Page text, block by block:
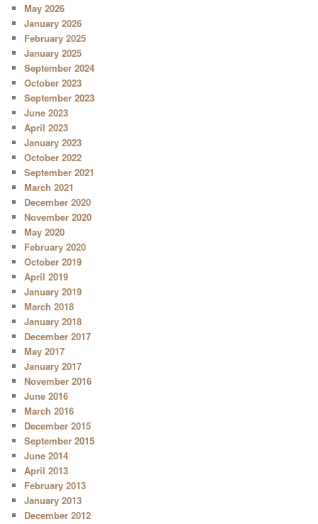
May 2026
January 2026
February 2025
January 2025
September 2024
October 2023
September 2023
June 2023
April 2023
January 2023
October 2022
September 2021
March 2021
December 2020
November 2020
May 2020
February 2020
October 2019
April 2019
January 2019
March 2018
January 2018
December 2017
May 2017
January 2017
November 2016
June 2016
March 2016
December 2015
September 2015
June 2014
April 2013
February 2013
January 2013
December 2012